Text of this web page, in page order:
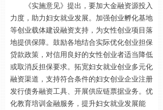
《实施意见》提出，要加大金融资源投入
力度，助力妇女就业发展。加强创业孵化基地
等创业载体建设融资支持，为女性创业项目落
地提供保障。鼓励各地结合实际优化创业担保
贷款政策，对信用良好的女性创业者适当降低
或取消反担保要求。拓宽妇女就业创业多元化
融资渠道，支持符合条件的妇女创业企业注册
发行债务融资工具、开展供应链票据业务。优
化教育培训金融服务，提升妇女就业发展能